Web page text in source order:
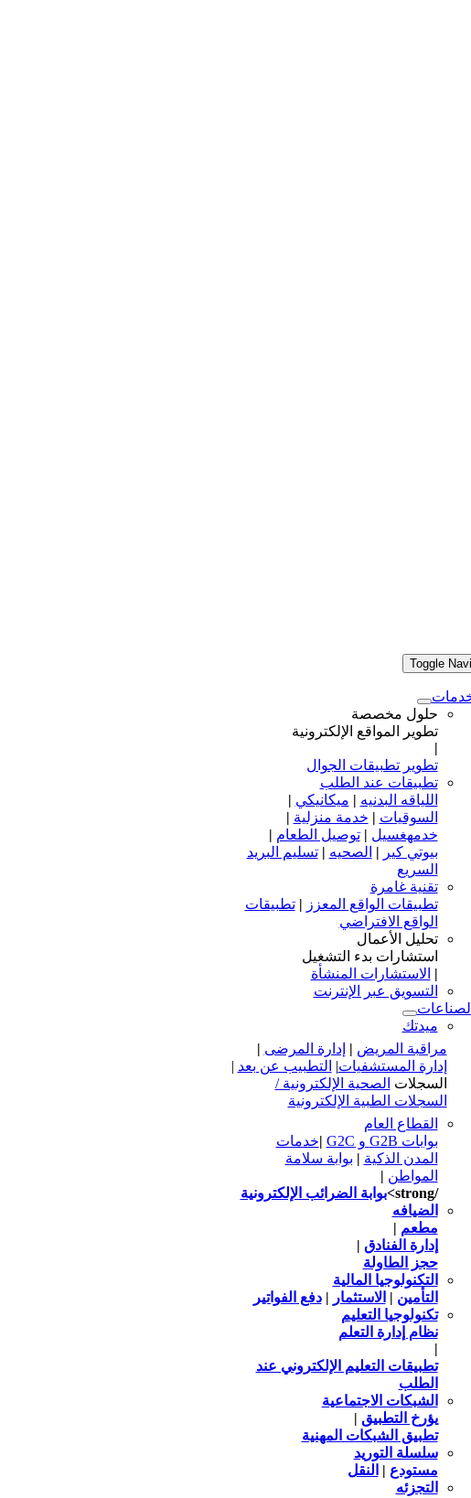
Toggle
حلول مخصصة
تطوير المواقع الإلكترونية
|
تطوير تطبيقات الجوال
تطبيقات عند الطلب
اللياقه البدنيه | ميكانيكي |
السوقيات | خدمة منزلية |
خدمهغسيل |توصيل الطعام |
بيوتي كير | الصحيه |تسليم البريد
السريع
تقنية غامرة
تطبيقات الواقع المعزز |تطبيقات
الواقع الافتراضي
تحليل الأعمال
استشارات بدء التشغيل
| الاستشارات المنشأة
التسويق عبر الإنترنت
ميدتك
مراقبة المريض | إدارة المرضى |
إدارة المستشفيات| التطبيب عن بعد |
السجلات الصحية الإلكترونية /
السجلات الطبية الإلكترونية
القطاع العام
بوابات G2B و G2C
|خدمات
المدن الذكية | بوابة سلامة
المواطن |
/strong>
بوابة الضرائب الإلكترونية
الضيافه
مطعم |
إدارة الفنادق |
حجز الطاولة
التكنولوجيا المالية
التأمين | الاستثمار |دفع الفواتير
تكنولوجيا التعليم
نظام إدارة التعلم
|
تطبيقات التعليم الإلكتروني عند
الطلب
الشبكات الاجتماعية
يؤرخ التطبيق |
تطبيق الشبكات المهنية
سلسلة التوريد
مستودع | النقل
التجزئه